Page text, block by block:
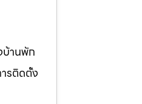
บ้านพัก
รติดตั้ง